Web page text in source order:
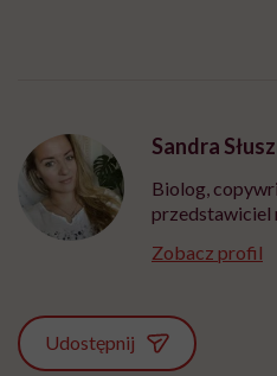
Sandra
Biolog,
przedstawiciel
Zobacz profil
Udostępnij